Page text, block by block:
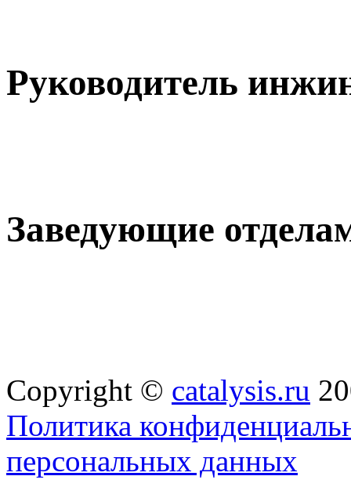
Руководитель
Заведующие
Copyright © catalysis.ru
Политика
персональных данных